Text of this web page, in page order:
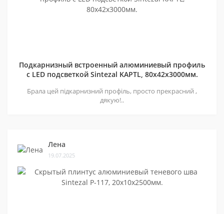
Подкарнизный встроенный алюминиевый профиль
с LED подсветкой Sintezal KAPTL, 80х42x3000мм.
Брала цей підкарнизний профіль, просто прекрасний ,
дякую!..
Лена
19.07.2025